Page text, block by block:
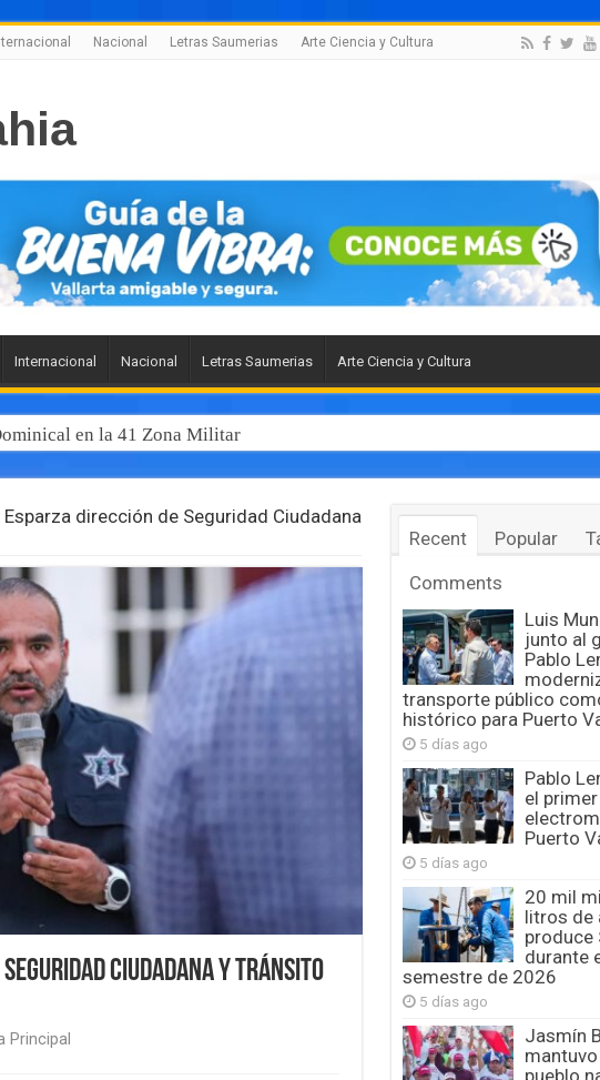
Nacional Letras Saumerias Arte Ciencia y Cultura
Internacional Nacional Letras Saumerias Arte Ciencia y Cultura
en la 41 Zona Militar
dirección de Seguridad Ciudadana
Ciudadana y Tránsito
Principal
Recent Popular
Comments
Luis
junto al
Pablo
transporte público
histórico para Puerto
5 días ago
Pablo
el
Puerto
5 días ago
20 mil
litros de
produce
durante
semestre de 2026
5 días ago
Jasmín
pueblo